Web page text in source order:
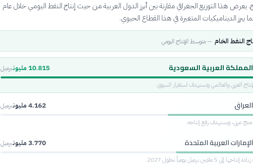
يعرض هذا التوزيع الجغرافي مقارنة بين أبرز الدول العربية من حيث إنتاج النفط اليومي خلال عام
النفط الخام —متوسط الإنتاج اليومي
المملكة العربية السعودية 10.815 مليون
برميل
العربي والعالمي وتستهدف استقرار السوق.
العراق 4.162 مليون
برميل
منتج عربي، ويستهدف رفع إنتاجه.
الإمارات العربية المتحدة 3.770 مليون
برميل
إلى 5 ملايين برميل يومياً بحلول 2027.